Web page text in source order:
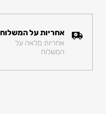
אחריות על המשלוח
אחריות מלאה על
המשלוח